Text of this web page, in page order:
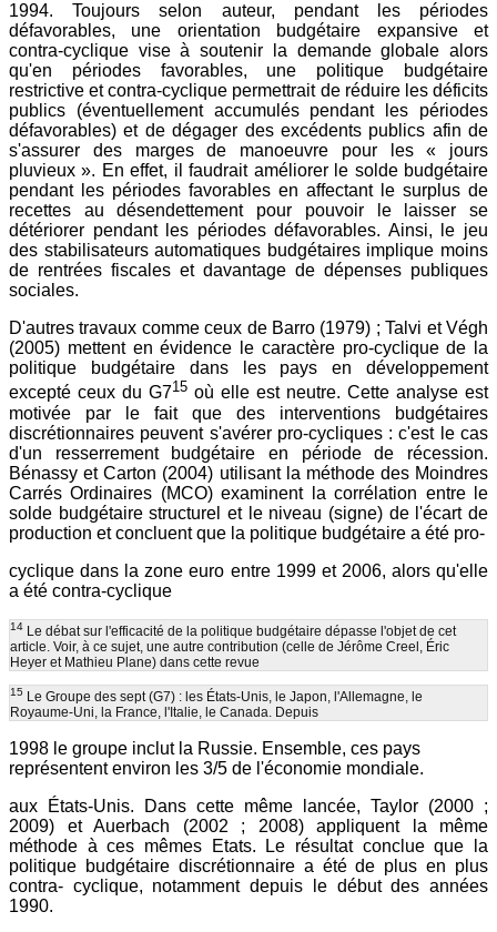
1994. Toujours selon auteur, pendant les périodes
défavorables, une orientation budgétaire expansive et
contra-cyclique vise à soutenir la demande globale alors
qu'en périodes favorables, une politique budgétaire
restrictive et contra-cyclique permettrait de réduire les déficits
publics (éventuellement accumulés pendant les périodes
défavorables) et de dégager des excédents publics afin de
s'assurer des marges de manoeuvre pour les « jours
pluvieux ». En effet, il faudrait améliorer le solde budgétaire
pendant les périodes favorables en affectant le surplus de
recettes au désendettement pour pouvoir le laisser se
détériorer pendant les périodes défavorables. Ainsi, le jeu
des stabilisateurs automatiques budgétaires implique moins
de rentrées fiscales et davantage de dépenses publiques
sociales.
D'autres travaux comme ceux de Barro (1979) ; Talvi et Végh
(2005) mettent en évidence le caractère pro-cyclique de la
politique budgétaire dans les pays en développement
excepté ceux du G715 où elle est neutre. Cette analyse est
motivée par le fait que des interventions budgétaires
discrétionnaires peuvent s'avérer pro-cycliques : c'est le cas
d'un resserrement budgétaire en période de récession.
Bénassy et Carton (2004) utilisant la méthode des Moindres
Carrés Ordinaires (MCO) examinent la corrélation entre le
solde budgétaire structurel et le niveau (signe) de l'écart de
production et concluent que la politique budgétaire a été pro-
cyclique dans la zone euro entre 1999 et 2006, alors qu'elle
a été contra-cyclique
14 Le débat sur l'efficacité de la politique budgétaire dépasse l'objet de cet
article. Voir, à ce sujet, une autre contribution (celle de Jérôme Creel, Éric
Heyer et Mathieu Plane) dans cette revue
15 Le Groupe des sept (G7) : les États-Unis, le Japon, l'Allemagne, le
Royaume-Uni, la France, l'Italie, le Canada. Depuis
1998 le groupe inclut la Russie. Ensemble, ces pays
représentent environ les 3/5 de l'économie mondiale.
aux États-Unis. Dans cette même lancée, Taylor (2000 ;
2009) et Auerbach (2002 ; 2008) appliquent la même
méthode à ces mêmes Etats. Le résultat conclue que la
politique budgétaire discrétionnaire a été de plus en plus
contra- cyclique, notamment depuis le début des années
1990.